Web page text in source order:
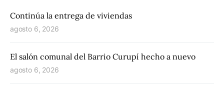
Continúa la entrega de viviendas
agosto 6, 2026
El salón comunal del Barrio Curupí hecho a nuevo
agosto 6, 2026